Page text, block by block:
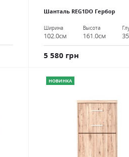
Шанталь REG1DO Гербор
Ширина
102.0см
Высота
161.0см
5 580 грн
НОВИНКА